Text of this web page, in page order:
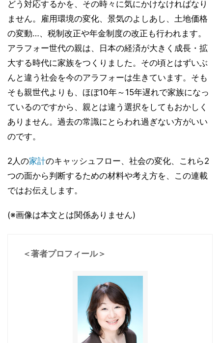
どう対応するかを、その時々に気にかけなければなり
ません。雇用環境の変化、景気のよしあし、土地価格
の変動…、税制改正や年金制度の改正も行われます。
アラフォー世代の親は、日本の経済が大きく成長・拡
大する時代に家族をつくりました。その頃とはずいぶ
んと違う社会を今のアラフォーは生きています。そも
そも親世代よりも、ほぼ10年～15年遅れで家族になっ
ているのですから、親とは違う選択をしてもおかしく
ありません。過去の常識にとらわれ過ぎない方がいい
のです。
2人の家計のキャッシュフロー、社会の変化、これら2
つの面から判断するための材料や考え方を、この連載
ではお伝えします。
(※画像は本文とは関係ありません)
＜著者プロフィール＞